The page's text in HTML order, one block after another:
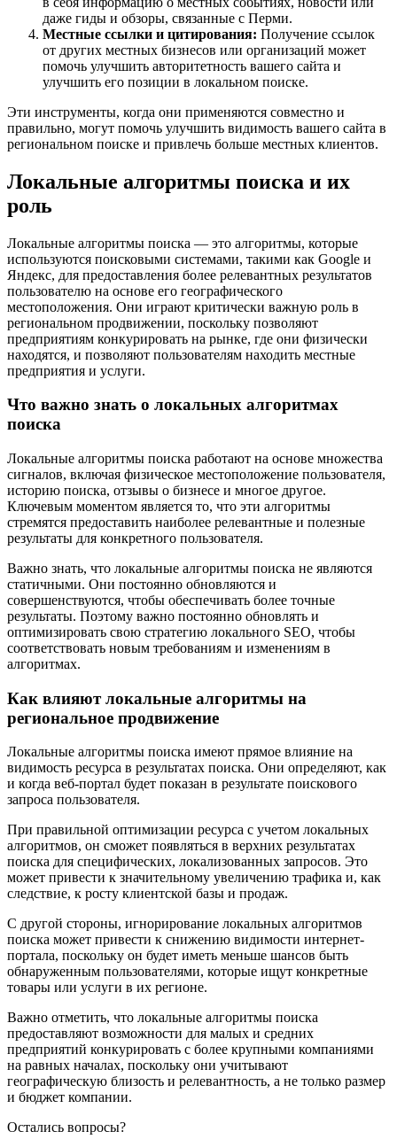
даже гиды и обзоры, связанные с Перми.
Местные ссылки и цитирования: Получение ссылок
от других местных бизнесов или организаций может
помочь улучшить авторитетность вашего сайта и
улучшить его позиции в локальном поиске.
Эти инструменты, когда они применяются совместно и
правильно, могут помочь улучшить видимость вашего сайта в
региональном поиске и привлечь больше местных клиентов.
Локальные алгоритмы поиска и их
роль
Локальные алгоритмы поиска — это алгоритмы, которые
используются поисковыми системами, такими как Google и
Яндекс, для предоставления более релевантных результатов
пользователю на основе его географического
местоположения. Они играют критически важную роль в
региональном продвижении, поскольку позволяют
предприятиям конкурировать на рынке, где они физически
находятся, и позволяют пользователям находить местные
предприятия и услуги.
Что важно знать о локальных алгоритмах
поиска
Локальные алгоритмы поиска работают на основе множества
сигналов, включая физическое местоположение пользователя,
историю поиска, отзывы о бизнесе и многое другое.
Ключевым моментом является то, что эти алгоритмы
стремятся предоставить наиболее релевантные и полезные
результаты для конкретного пользователя.
Важно знать, что локальные алгоритмы поиска не являются
статичными. Они постоянно обновляются и
совершенствуются, чтобы обеспечивать более точные
результаты. Поэтому важно постоянно обновлять и
оптимизировать свою стратегию локального SEO, чтобы
соответствовать новым требованиям и изменениям в
алгоритмах.
Как влияют локальные алгоритмы на
региональное продвижение
Локальные алгоритмы поиска имеют прямое влияние на
видимость ресурса в результатах поиска. Они определяют, как
и когда веб-портал будет показан в результате поискового
запроса пользователя.
При правильной оптимизации ресурса с учетом локальных
алгоритмов, он сможет появляться в верхних результатах
поиска для специфических, локализованных запросов. Это
может привести к значительному увеличению трафика и, как
следствие, к росту клиентской базы и продаж.
С другой стороны, игнорирование локальных алгоритмов
поиска может привести к снижению видимости интернет-
портала, поскольку он будет иметь меньше шансов быть
обнаруженным пользователями, которые ищут конкретные
товары или услуги в их регионе.
Важно отметить, что локальные алгоритмы поиска
предоставляют возможности для малых и средних
предприятий конкурировать с более крупными компаниями
на равных началах, поскольку они учитывают
географическую близость и релевантность, а не только размер
и бюджет компании.
Остались вопросы?